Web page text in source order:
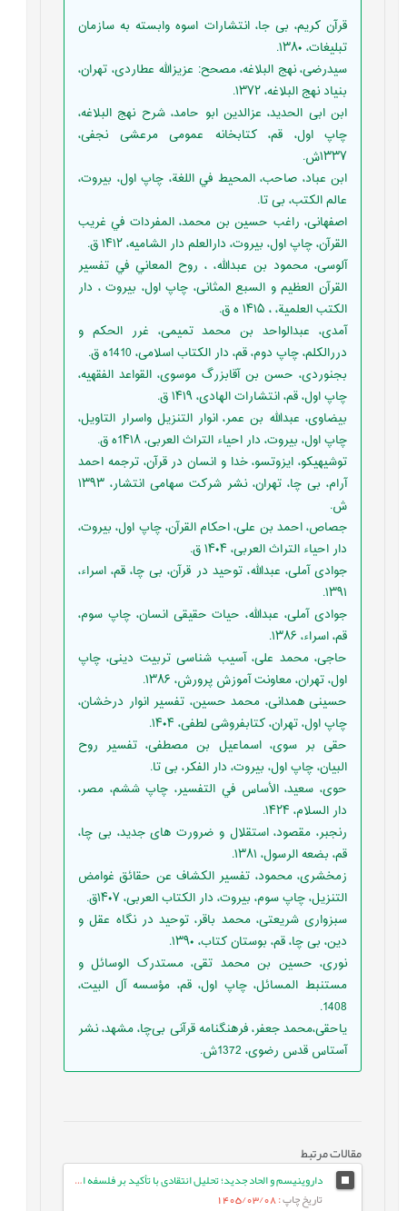
قرآن کریم، بی جا، انتشارات اسوه وابسته به سازمان
تبلیغات، ۱۳۸۰.
سیدرضی، نهج البلاغه، مصحح: عزیزالله عطاردی، تهران،
بنیاد نهج البلاغه، ۱۳۷۲.
ابن ابی الحدید، عزالدين ابو حامد، شرح نهج البلاغه،
چاپ اول، قم، کتابخانه عمومی مرعشی نجفی،
۱۳۳۷ش.
ابن عباد، صاحب، المحيط في اللغة، چاپ اول، بیروت،
عالم الكتب، بی تا.
اصفهانی، راغب حسین بن محمد، المفردات في غريب
القرآن، چاپ اول، بیروت، دارالعلم دار الشامیه، ۱۴۱۲ ق.
آلوسی، محمود بن عبدالله، ، روح المعاني في تفسير
القرآن العظيم و السبع المثانی، چاپ اول، بیروت ، دار
الكتب العلمية، ، ۱۴۱۵ ه ق.
آمدی، عبدالواحد بن محمد تمیمی، غرر الحکم و
دررالکلم، چاپ دوم، قم، دار الكتاب اسلامی، 1410ه ق.
بجنوردی، حسن بن آقابزرگ موسوی، القواعد الفقهيه،
چاپ اول، قم، انتشارات الهادی، ۱۴۱۹ ق.
بیضاوی، عبدالله بن عمر، انوار التنزيل واسرار التاویل،
چاپ اول، بیروت، دار احیاء التراث العربی، 1۴۱۸ه ق.
توشيهيكو، ایزوتسو، خدا و انسان در قرآن، ترجمه احمد
آرام، بی چا، تهران، نشر شرکت سهامی انتشار، ۱۳۹۳
ش.
جصاص، احمد بن علی، احکام القرآن، چاپ اول، بیروت،
دار احیاء التراث العربی، ۱۴۰۴ ق.
جوادی آملی، عبدالله، توحید در قرآن، بی چا، قم، اسراء،
۱۳۹۱.
جوادی آملی، عبدالله، حیات حقیقی انسان، چاپ سوم،
قم، اسراء، ۱۳۸۶.
حاجی، محمد علی، آسیب شناسی تربیت دینی، چاپ
اول، تهران، معاونت آموزش پرورش، ۱۳۸۶.
حسینی همدانی، محمد حسین، تفسیر انوار درخشان،
چاپ اول، تهران، کتابفروشی لطفی، ۱۴۰۴.
حقی بر سوی، اسماعیل بن مصطفی، تفسیر روح
البیان، چاپ اول، بیروت، دار الفكر، بی تا.
حوی، سعید، الأساس في التفسير، چاپ ششم، مصر،
دار السلام، ۱۴۲۴.
رنجبر، مقصود، استقلال و ضرورت های جدید، بی چا،
قم، بضعه الرسول، ۱۳۸۱.
زمخشری، محمود، تفسير الكشاف عن حقائق غوامض
التنزيل، چاپ سوم، بیروت، دار الكتاب العربی، ۱۴۰۷ق.
سبزواری شریعتی، محمد باقر، توحید در نگاه عقل و
دین، بی چا، قم، بوستان کتاب، ۱۳۹۰.
نوری، حسین بن محمد تقی، مستدرک الوسائل و
مستنبط المسائل، چاپ اول، قم، مؤسسه آل البیت،
1408.
یاحقی،‌محمد جعفر، فرهنگنامه قرآنی بی‌چا، مشهد،‌ نشر
آستاس قدس رضوی، 1372ش.
مقالات مرتبط
داروینیسم و الحاد جدید؛ تحلیل انتقادی با تأکید بر فلسفه اسلامی
تاریخ چاپ: 1405/03/08